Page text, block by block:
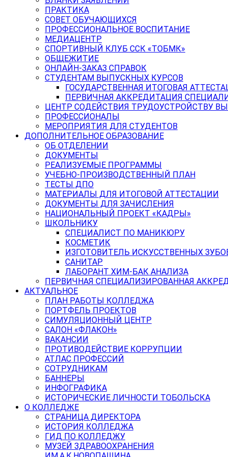
ПРАКТИКА
СОВЕТ ОБУЧАЮЩИХСЯ
ПРОФЕССИОНАЛЬНОЕ ВОСПИТАНИЕ
МЕДИАЦЕНТР
СПОРТИВНЫЙ КЛУБ ССК «ТОБМК»
ОБЩЕЖИТИЕ
ОНЛАЙН-ЗАКАЗ СПРАВОК
СТУДЕНТАМ ВЫПУСКНЫХ КУРСОВ
ГОСУДАРСТВЕННАЯ ИТОГОВАЯ
ПЕРВИЧНАЯ АККРЕДИТАЦИЯ
ЦЕНТР СОДЕЙСТВИЯ ТРУДОУСТРОЙСТВУ
ПРОФЕССИОНАЛЫ
МЕРОПРИЯТИЯ ДЛЯ СТУДЕНТОВ
ДОПОЛНИТЕЛЬНОЕ ОБРАЗОВАНИЕ
ОБ ОТДЕЛЕНИИ
ДОКУМЕНТЫ
РЕАЛИЗУЕМЫЕ ПРОГРАММЫ
УЧЕБНО-ПРОИЗВОДСТВЕННЫЙ ПЛАН
ТЕСТЫ ДПО
МАТЕРИАЛЫ ДЛЯ ИТОГОВОЙ АТТЕСТАЦИИ
ДОКУМЕНТЫ ДЛЯ ЗАЧИСЛЕНИЯ
НАЦИОНАЛЬНЫЙ ПРОЕКТ «КАДРЫ»
ШКОЛЬНИКУ
СПЕЦИАЛИСТ ПО МАНИКЮРУ
КОСМЕТИК
ИЗГОТОВИТЕЛЬ ИСКУССТВЕННЫХ
САНИТАР
ЛАБОРАНТ ХИМ-БАК АНАЛИЗА
ПЕРВИЧНАЯ СПЕЦИАЛИЗИРОВАННАЯ
АКТУАЛЬНОЕ
ПЛАН РАБОТЫ КОЛЛЕДЖА
ПОРТФЕЛЬ ПРОЕКТОВ
СИМУЛЯЦИОННЫЙ ЦЕНТР
САЛОН «ФЛАКОН»
ВАКАНСИИ
ПРОТИВОДЕЙСТВИЕ КОРРУПЦИИ
АТЛАС ПРОФЕССИЙ
СОТРУДНИКАМ
БАННЕРЫ
ИНФОГРАФИКА
ИСТОРИЧЕСКИЕ ЛИЧНОСТИ ТОБОЛЬСКА
О КОЛЛЕДЖЕ
СТРАНИЦА ДИРЕКТОРА
ИСТОРИЯ КОЛЛЕДЖА
ГИД ПО КОЛЛЕДЖУ
МУЗЕЙ ЗДРАВООХРАНЕНИЯ